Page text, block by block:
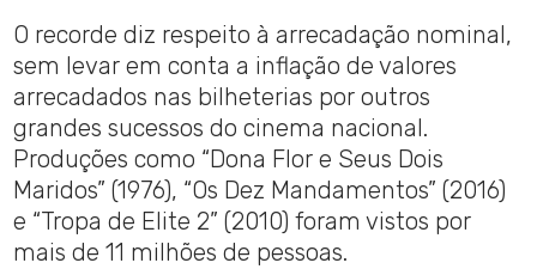
O recorde diz respeito à arrecadação nominal,
sem levar em conta a inflação de valores
arrecadados nas bilheterias por outros
grandes sucessos do cinema nacional.
Produções como “Dona Flor e Seus Dois
Maridos” (1976), “Os Dez Mandamentos” (2016)
e “Tropa de Elite 2” (2010) foram vistos por
mais de 11 milhões de pessoas.